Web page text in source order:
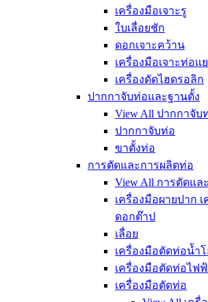
เครื่องมือเจาะรู
ใบเลื่อยชัก
ดอกเจาะคว้าน
เครื่องมือเจาะท่อแ
เครื่องดัดไฮดรอลิก
ปากกาจับท่อและฐานตั้ง
View All ปากกาจับ
ปากกาจับท่อ
ขาตั้งท่อ
การตัดและการผลิตท่อ
View All การตัดแล
เครื่องมือผายปาก
ดอกต๊าป
เลื่อย
เครื่องมือตัดท่อน้ำ
เครื่องมือตัดท่อไฟ
เครื่องมือตัดท่อ